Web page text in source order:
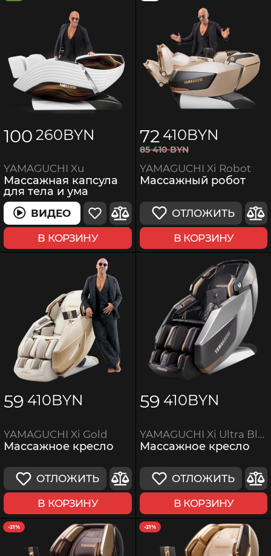
100 260BYN
YAMAGUCHI Xu
Массажная капсула
для тела и ума
ВИДЕО
В КОРЗИНУ
72 410BYN
85 410BYN
YAMAGUCHI Xi Robot
Массажный робот
ОТЛОЖИТЬ
В КОРЗИНУ
59 410BYN
YAMAGUCHI Xi Gold
Массажное кресло
ОТЛОЖИТЬ
В КОРЗИНУ
59 410BYN
YAMAGUCHI Xi Ultra Black
Массажное кресло
ОТЛОЖИТЬ
В КОРЗИНУ
-21% -21%